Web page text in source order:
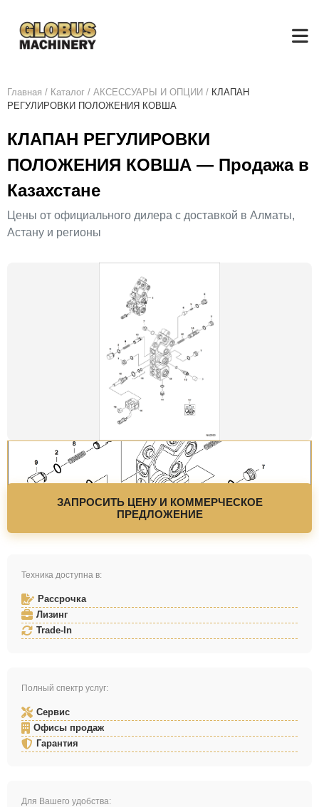
Главная / Каталог / АКСЕСCУАРЫ И ОПЦИИ / КЛАПАН
РЕГУЛИРОВКИ ПОЛОЖЕНИЯ КОВША
КЛАПАН РЕГУЛИРОВКИ
ПОЛОЖЕНИЯ КОВША — Продажа в
Казахстане
Цены от официального дилера с доставкой в Алматы,
Астану и регионы
ЗАПРОСИТЬ ЦЕНУ И КОММЕРЧЕСКОЕ
ПРЕДЛОЖЕНИЕ
Техника доступна в:
Рассрочка
Лизинг
Trade-In
Полный спектр услуг:
Сервис
Офисы продаж
Гарантия
Для Вашего удобства: